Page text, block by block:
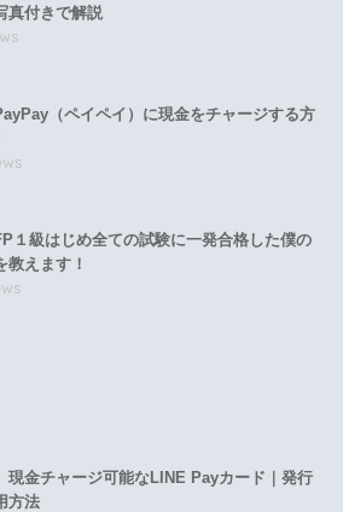
真付きで解説
（ペイペイ）に現金をチャージする方
１級はじめ全ての試験に一発合格した僕の
教えます！
現金チャージ可能なLINE Payカード｜発行
方法